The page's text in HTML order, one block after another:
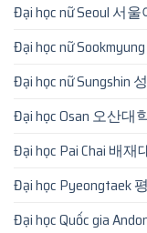
Đại học nữ Seoul 서
Đại học nữ
Đại học nữ Sungshin
Đại học Osan 오산대
Đại học Pai Chai 배재
Đại học Pyeongtaek
Đại học Quốc gia